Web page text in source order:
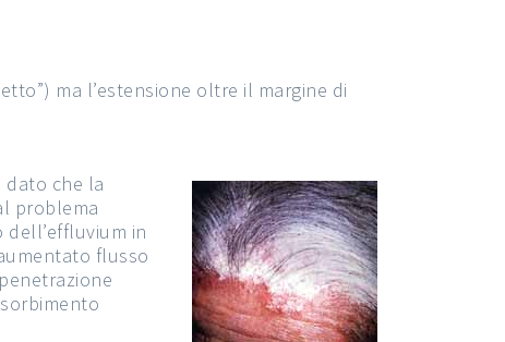
ma l’estensione oltre il margine di
dato che la
problema
in
flusso